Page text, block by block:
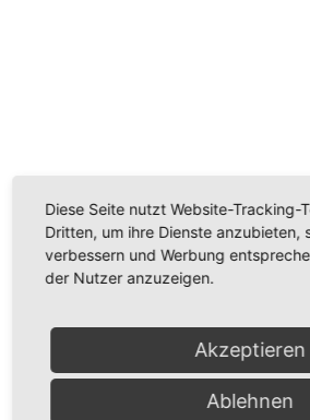
zu Ihren Aktivitäten sammeln. Bitte
durch und stimmen Sie der
um dieses Video
Akzeptieren
Usercentrics
Diese Seite nutzt Website-Tracking-
Dritten, um ihre Dienste anzubieten,
verbessern und Werbung
der Nutzer anzuzeigen.
Akzeptieren
Ablehnen